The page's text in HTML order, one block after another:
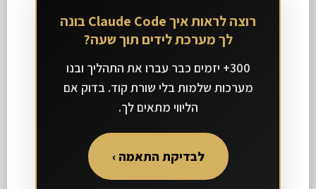
רוצה לראות איך Claude Code בונה
לך מערכת לידים תוך שעה?
300+ יזמים כבר עברו את התהליך ובנו
מערכות שלמות בלי שורת קוד. בדוק אם
הליווי מתאים לך.
לבדיקת התאמה ›